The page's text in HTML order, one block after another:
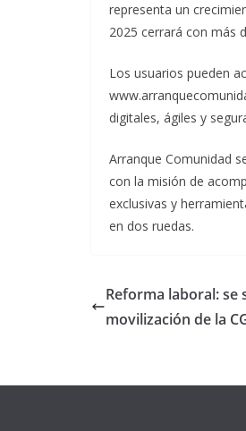
representa un
2025 cerrará con más
Los usuarios pueden
digitales, ágiles y
Arranque Comunidad
con la misión de
exclusivas y
en dos ruedas.
Reforma laboral: se
movilización de la